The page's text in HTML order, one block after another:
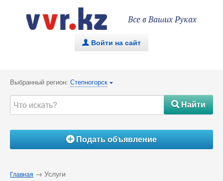
Все в Ваших Руках
. Войти на сайт
Выбранный регион: Степногорск {
#Найти
ÁПодать объявление
Главная → Услуги